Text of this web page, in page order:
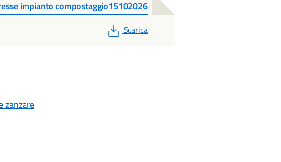
impianto compostaggio15102026
PDF
Scarica
zanzare